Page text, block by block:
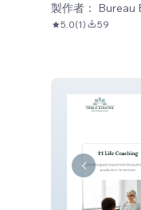
製作者： Bureau
5.0(1) 59